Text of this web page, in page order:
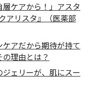
層ケアから！」アスタ
アリスタ』（医薬部
ケアだから期待が持て
理由とは？
ェリーが、肌にスー